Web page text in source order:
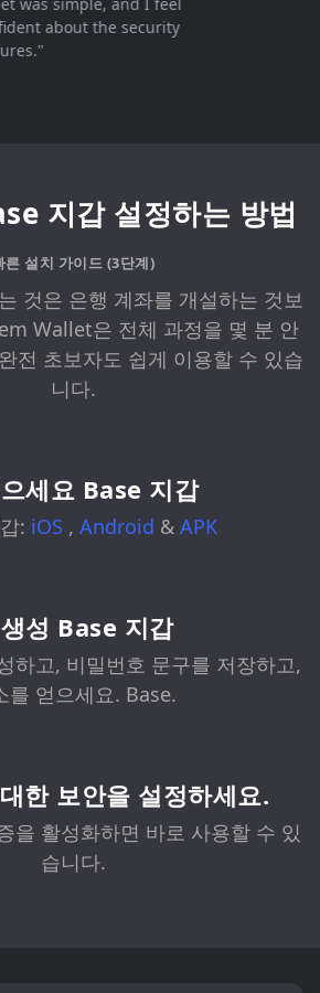
about the security
지갑 설정하는 방법
른 설치 가이드 (3단계)
것은 은행 계좌를 개설하는 것보
Wallet은 전체 과정을 몇 분 안
전 초보자도 쉽게 이용할 수 있습
니다.
세요 Base 지갑
: iOS , Android & APK
성 Base 지갑
하고, 비밀번호 문구를 저장하고,
를 얻으세요. Base.
한 보안을 설정하세요.
을 활성화하면 바로 사용할 수 있
습니다.